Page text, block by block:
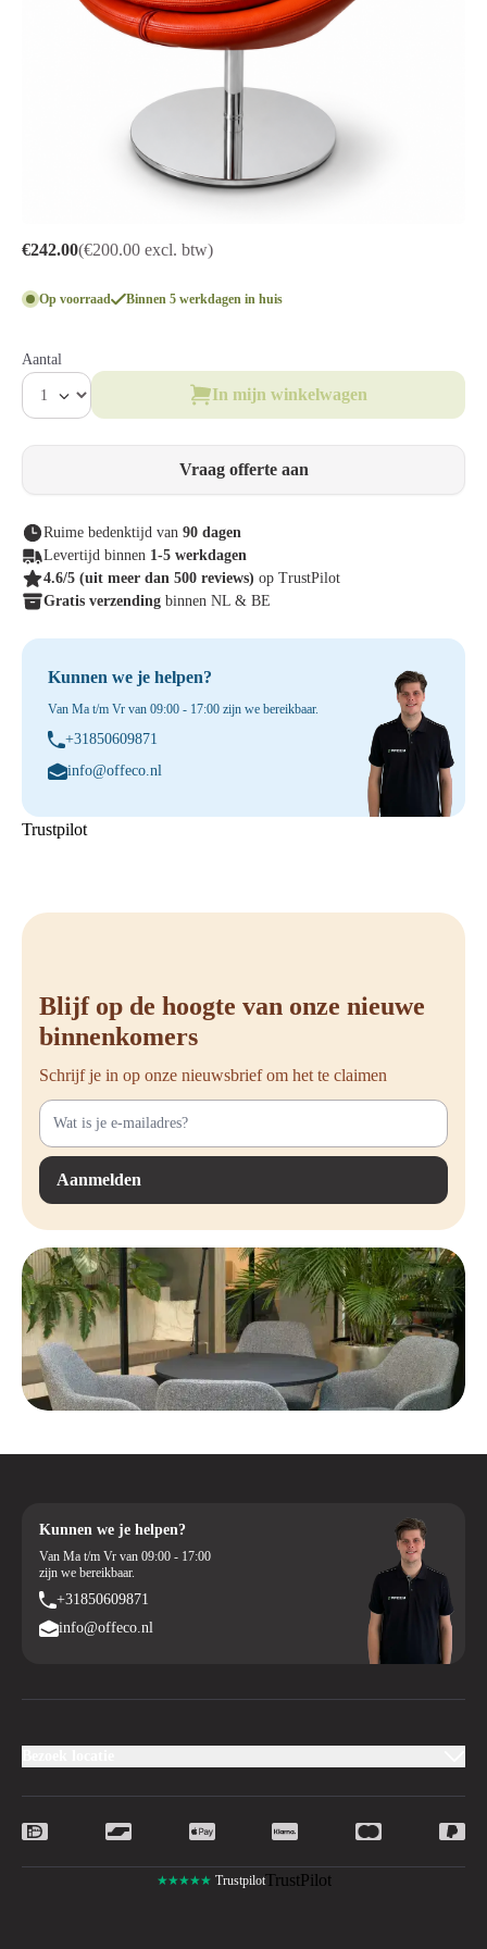
€242.00(€200.00 excl. btw)
Op voorraad Binnen 5 werkdagen in huis
Aantal
In mijn winkelwagen
Vraag offerte aan
Ruime bedenktijd van 90 dagen
Levertijd binnen 1-5 werkdagen
4.6/5 (uit meer dan 500 reviews) op TrustPilot
Gratis verzending binnen NL & BE
Kunnen we je helpen?
Van Ma t/m Vr van 09:00 - 17:00 zijn we bereikbaar.
+31850609871
info@offeco.nl
Trustpilot
Blijf op de hoogte van onze nieuwe
binnenkomers
Schrijf je in op onze nieuwsbrief om het te claimen
Aanmelden
Kunnen we je helpen?
Van Ma t/m Vr van 09:00 - 17:00
zijn we bereikbaar.
+31850609871
info@offeco.nl
★★★★★ TrustpilotTrustPilot